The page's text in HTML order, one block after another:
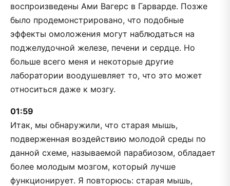
воспроизведены Ами Вагерс в Гарварде. Позже
было продемонстрировано, что подобные
эффекты омоложения могут наблюдаться на
поджелудочной железе, печени и сердце. Но
больше всего меня и некоторые другие
лаборатории воодушевляет то, что это может
относиться даже к мозгу.
01:59
Итак, мы обнаружили, что старая мышь,
подверженная воздействию молодой среды по
данной схеме, называемой парабиозом, обладает
более молодым мозгом, который лучше
функционирует. Я повторюсь: старая мышь,